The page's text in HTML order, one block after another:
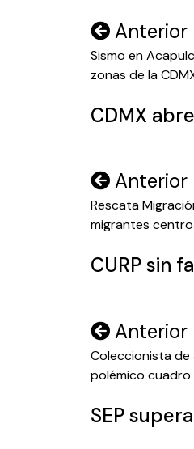
Navegación
de
Anterior
Sismo en
zonas de la
CDMX
Navegación
de
entradas
Anterior
Rescata
migrantes
CURP sin
Navegación
de
entradas
Anterior
Coleccionista
polémico
SEP